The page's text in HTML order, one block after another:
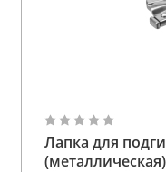
Лапка для
(металлическая)